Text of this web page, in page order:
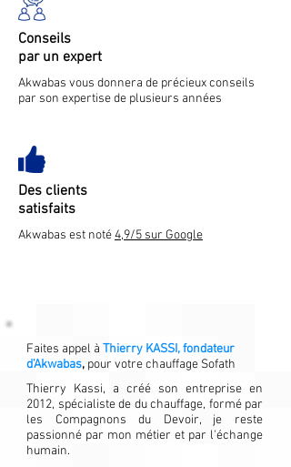
Conseils
par un expert
Akwabas vous donnera de précieux conseils
par son expertise de plusieurs années
Des clients
satisfaits
Akwabas est noté4,9/5 sur Google
Faites appel à Thierry KASSI, fondateur
d'Akwabas, pour votre chauffage Sofath
Thierry Kassi, a créé son entreprise en
2012, spécialiste de du chauffage, formé par
les Compagnons du Devoir, je reste
passionné par mon métier et par l'échange
humain.